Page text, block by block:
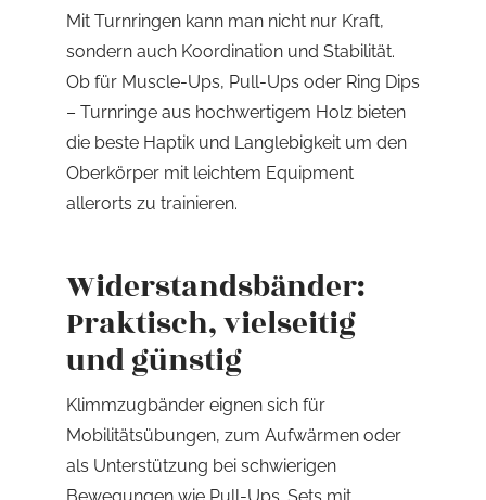
Mit Turnringen kann man nicht nur Kraft,
sondern auch Koordination und Stabilität.
Ob für Muscle-Ups, Pull-Ups oder Ring Dips
– Turnringe aus hochwertigem Holz bieten
die beste Haptik und Langlebigkeit um den
Oberkörper mit leichtem Equipment
allerorts zu trainieren.
Widerstandsbänder:
Praktisch, vielseitig
und günstig
Klimmzugbänder eignen sich für
Mobilitätsübungen, zum Aufwärmen oder
als Unterstützung bei schwierigen
Bewegungen wie Pull-Ups. Sets mit